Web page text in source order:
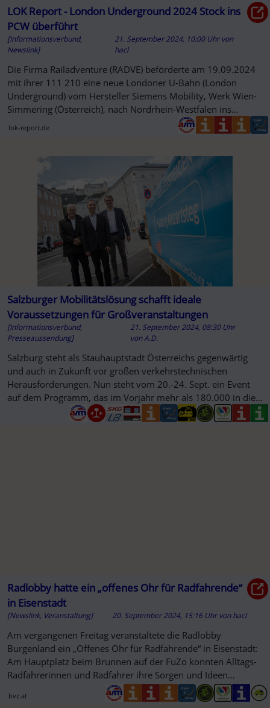
LOK Report - London Underground 2024 Stock ins
PCW überführt
[Informationsverbund,
Newslink]
21. September 2024, 10:00 Uhr von
hacl
Die Firma Railadventure (RADVE) beförderte am 19.09.2024
mit ihrer 111 210 eine neue Londoner U-Bahn (London
Underground) vom Hersteller Siemens Mobility, Werk Wien-
Simmering (Österreich), nach Nordrhein-Westfalen ins
lok-report.de
Salzburger Mobilitätslösung schafft ideale
Voraussetzungen für Großveranstaltungen
[Informationsverbund,
Presseaussendung]
21. September 2024, 08:30 Uhr
vonA.D.
Salzburg steht als Stauhauptstadt Österreichs gegenwärtig
und auch in Zukunft vor großen verkehrstechnischen
Herausforderungen. Nun steht vom 20.-24. Sept. ein Event
auf dem Programm, das im Vorjahr mehr als 180.000 in die
Radlobby hatte ein „offenes Ohr für Radfahrende“
in Eisenstadt
[Newslink, Veranstaltung] 20. September 2024, 15:16 Uhr vonhacl
Am vergangenen Freitag veranstaltete die Radlobby
Burgenland ein „Offenes Ohr für Radfahrende“ in Eisenstadt:
Am Hauptplatz beim Brunnen auf der FuZo konnten Alltags-
Radfahrerinnen und Radfahrer ihre Sorgen und Ideen
bvz.at